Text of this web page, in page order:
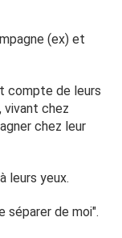
(ex) et
compte de leurs
vivant chez
chez leur
leurs yeux.
séparer de moi".